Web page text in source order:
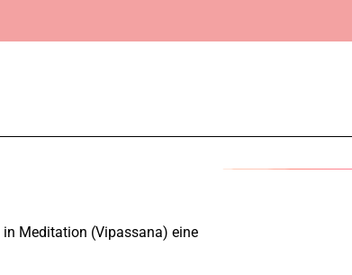
in Meditation (Vipassana) eine